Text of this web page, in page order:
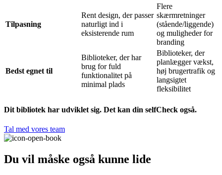
Tilpasning
Rent design, der passer
naturligt ind i
eksisterende rum
Flere
skærmretninger
(stående/liggende)
og muligheder for
branding
Bedst egnet til
Biblioteker, der har
brug for fuld
funktionalitet på
minimal plads
Biblioteker, der
planlægger vækst,
høj brugertrafik og
langsigtet
fleksibilitet
Dit bibliotek har udviklet sig. Det kan din selfCheck også.
Tal med vores team
Du vil måske også kunne lide